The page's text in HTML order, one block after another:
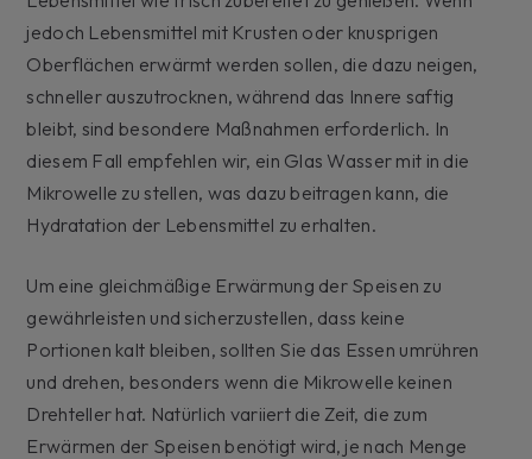
jedoch Lebensmittel mit Krusten oder knusprigen
Oberflächen erwärmt werden sollen, die dazu neigen,
schneller auszutrocknen, während das Innere saftig
bleibt, sind besondere Maßnahmen erforderlich. In
diesem Fall empfehlen wir, ein Glas Wasser mit in die
Mikrowelle zu stellen, was dazu beitragen kann, die
Hydratation der Lebensmittel zu erhalten.
Um eine gleichmäßige Erwärmung der Speisen zu
gewährleisten und sicherzustellen, dass keine
Portionen kalt bleiben, sollten Sie das Essen umrühren
und drehen, besonders wenn die Mikrowelle keinen
Drehteller hat. Natürlich variiert die Zeit, die zum
Erwärmen der Speisen benötigt wird, je nach Menge